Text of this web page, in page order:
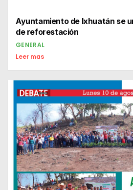
Ayuntamiento de Ixhuatán se
de reforestación
GENERAL
Leer mas